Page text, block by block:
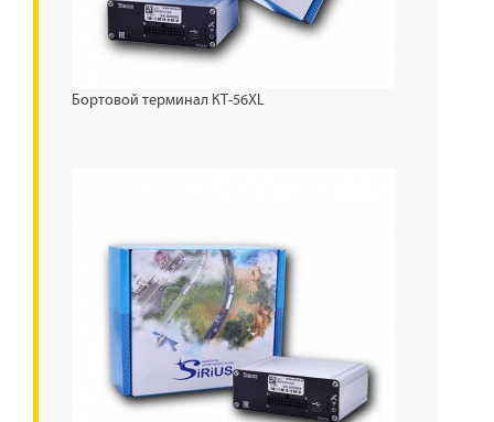
Бортовой терминал КТ-56XL